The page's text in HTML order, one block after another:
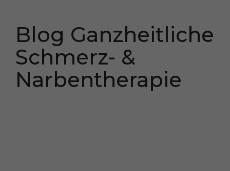
Blog Ganzheitliche
Schmerz- &
Narbentherapie